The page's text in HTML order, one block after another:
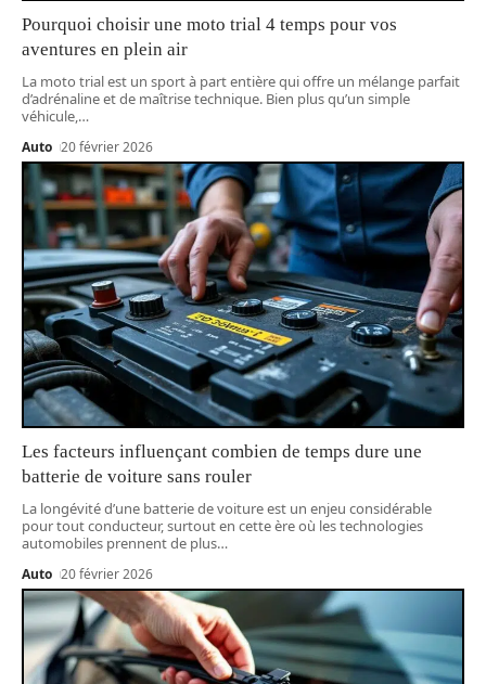
Pourquoi choisir une moto trial 4 temps pour vos
aventures en plein air
La moto trial est un sport à part entière qui offre un mélange parfait
d’adrénaline et de maîtrise technique. Bien plus qu’un simple
véhicule, …
Auto 20 février 2026
Les facteurs influençant combien de temps dure une
batterie de voiture sans rouler
La longévité d’une batterie de voiture est un enjeu considérable
pour tout conducteur, surtout en cette ère où les technologies
automobiles prennent de plus…
Auto 20 février 2026